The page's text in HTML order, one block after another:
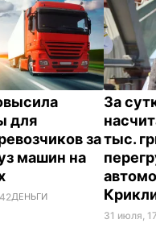
для
за
машин на
ДЕНЬГИ
За
тыс.
31 июля,